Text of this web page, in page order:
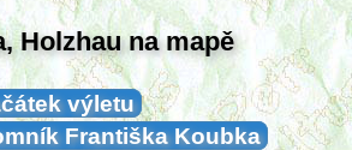
Holzhau na mapě
výletu
Františka Koubka